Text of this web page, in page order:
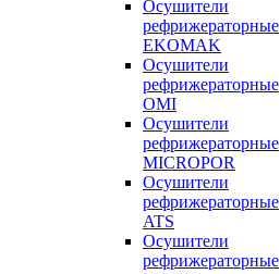
Осушители
рефрижераторные
EKOMAK
Осушители
рефрижераторные
OMI
Осушители
рефрижераторные
MICROPOR
Осушители
рефрижераторные
ATS
Осушители
рефрижераторные